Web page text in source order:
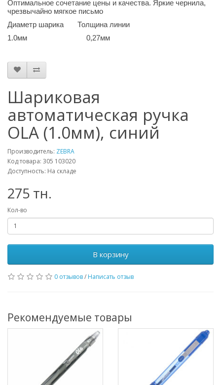
Оптимальное сочетание цены и качества. Яркие чернила,
чрезвычайно мягкое письмо
Диаметр шарика Толщина линии
1.0мм 0,27мм
Шариковая
автоматическая ручка
OLA (1.0мм), синий
Производитель: ZEBRA
Код товара: 305 103020
Доступность: На складе
275 тн.
Кол-во
В корзину
0 отзывов/ Написать отзыв
Рекомендуемые товары